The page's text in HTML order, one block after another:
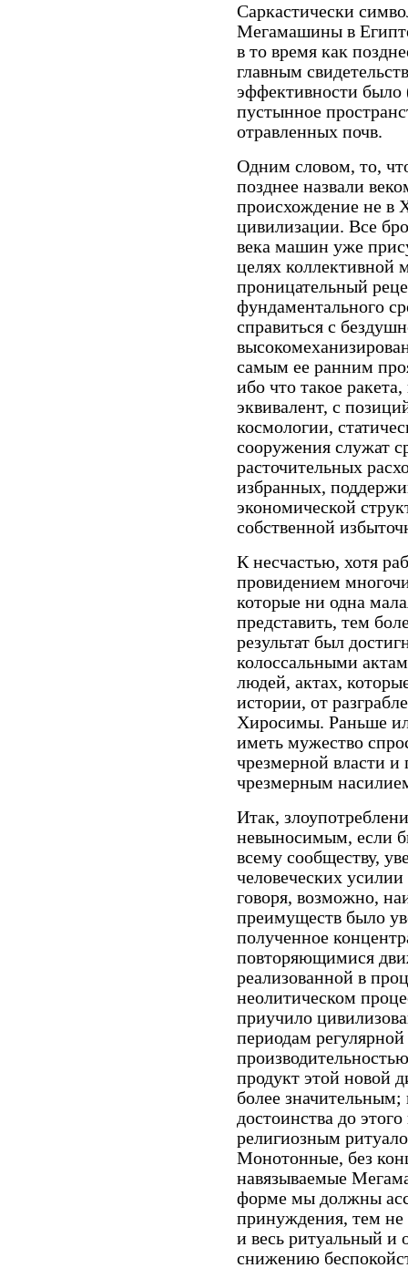
Саркастически
Мегамашины в
в то время как
главным
эффективности было
пустынное
отравленных почв.
Одним словом, то,
позднее назва­ли
происхождение не в
цивилизации. Все
века машин уже
целях
проницательный
фундаментального
справиться с
самым ее ранним
ибо что такое
эквивалент, с
космологии,
сооружения служат
расточительных
избранных,
экономической
собственной
К несчастью, хотя
провидением
которые ни одна
представить, тем
результат был
колоссальными
людей, актах,
истории, от
Хиросимы. Раньше
иметь мужество
чрезмерной власти и
чрезмерным
Итак,
невыносимым, если
всему сообществу,
человеческих
говоря, возможно,
преимуществ было
полученное
повторяющимися
реализованной в
неолитическом
приучило
периодам
продукт этой новой
более значительным;
достоинства до
религиозным
Монотонные, без
навязываемые
форме мы должны
принуждения, тем
и весь ритуальный и
снижению